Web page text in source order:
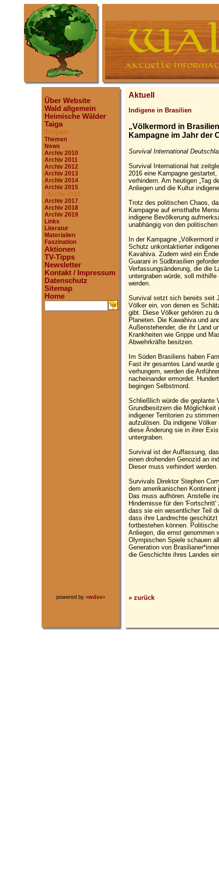
Über Website
Wald allgemein
Heimische Wälder
Taiga
Tropen
Themen
News
Archiv 2010
Archiv 2011
Archiv 2012
Archiv 2013
Archiv 2014
Archiv 2015
Archiv 2016
Archiv 2017
Archiv 2018
Archiv 2019
Links
Literatur
Materialien
Faszination
Aktionen
TV-Tipps
Newsletter
Kontakt / Impressum
Datenschutz
Sitemap
Home
.
powered by <wdss>
Aktuell
Indigene in Brasilien
„Völkermord in
Kampagne im Jahr der
Survival International
Survival International hat
2016 eine Kampagne
verhindern. Am heutigen „Tag
Anliegen und die Kultur
Trotz des politischen Chaos,
Kampagne auf ernsthafte
indigene Bevölkerung
unabhängig von den
In der Kampagne „Völkermord
Schutz unkontaktierter
Kavahiva. Zudem wird ein
Guarani in Südbrasilien
Verfassungsänderung, die die
untergraben würde, soll
werden.
Survival setzt sich bereits seit
Völker ein, von denen es
gibt. Diese Völker gehören zu
Planeten. Die Kawahiva und
Außenstehender, die ihr Land
Krankheiten wie Grippe und
Abwehrkräfte besitzen.
Im Süden Brasiliens haben
Fast ihr gesamtes Land wurde
verhungern, werden die
nacheinander ermordet.
begingen Selbstmord.
Schließlich würde die geplante
Grundbesitzern die Möglichkeit
indigener Territorien zu
aufzulösen. Da indigene Völker
diese Änderung sie in ihrer
untergraben.
Survival ist der Auffassung,
einen drohenden Genozid an
Dieser muss verhindert werden.
Survivals Direktor Stephen
dem amerikanischen Kontinent
Das muss aufhören. Anstelle
Hindernisse für den
dass sie ein wesentlicher Teil
dass ihre Landrechte
fortbestehen können.
Anliegen, die ernst genommen
Olympischen Spiele schauen
Generation von
die Geschichte ihres Landes
» zurück